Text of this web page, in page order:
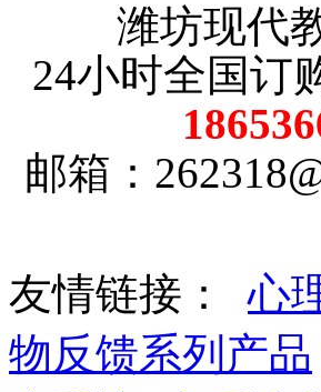
潍坊现代
24小时全国订
邮箱：
友情链接：
心
物反馈系列产品